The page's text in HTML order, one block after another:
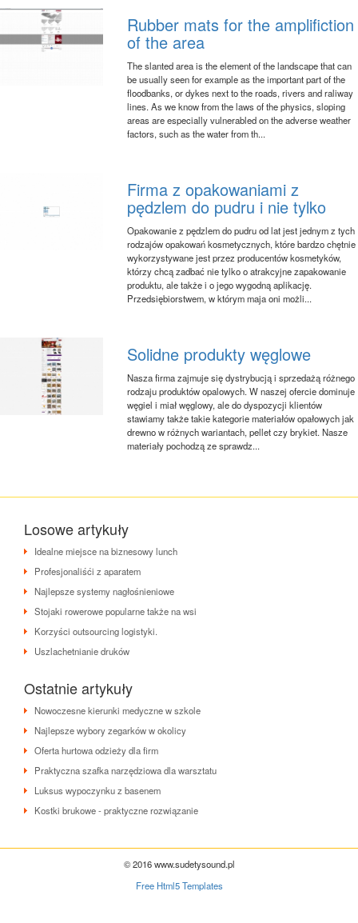
Rubber mats for the amplifiction
of the area
The slanted area is the element of the landscape that can
be usually seen for example as the important part of the
floodbanks, or dykes next to the roads, rivers and raliway
lines. As we know from the laws of the physics, sloping
areas are especially vulnerabled on the adverse weather
factors, such as the water from th...
Firma z opakowaniami z
pędzlem do pudru i nie tylko
Opakowanie z pędzlem do pudru od lat jest jednym z tych
rodzajów opakowań kosmetycznych, które bardzo chętnie
wykorzystywane jest przez producentów kosmetyków,
którzy chcą zadbać nie tylko o atrakcyjne zapakowanie
produktu, ale także i o jego wygodną aplikację.
Przedsiębiorstwem, w którym maja oni możli...
Solidne produkty węglowe
Nasza firma zajmuje się dystrybucją i sprzedażą różnego
rodzaju produktów opalowych. W naszej ofercie dominuje
węgiel i miał węglowy, ale do dyspozycji klientów
stawiamy także takie kategorie materiałów opałowych jak
drewno w różnych wariantach, pellet czy brykiet. Nasze
materiały pochodzą ze sprawdz...
Losowe artykuły
Idealne miejsce na biznesowy lunch
Profesjonaliśći z aparatem
Najlepsze systemy nagłośnieniowe
Stojaki rowerowe popularne także na wsi
Korzyści outsourcing logistyki.
Uszlachetnianie druków
Ostatnie artykuły
Nowoczesne kierunki medyczne w szkole
Najlepsze wybory zegarków w okolicy
Oferta hurtowa odzieży dla firm
Praktyczna szafka narzędziowa dla warsztatu
Luksus wypoczynku z basenem
Kostki brukowe - praktyczne rozwiązanie
© 2016 www.sudetysound.pl
Free Html5 Templates